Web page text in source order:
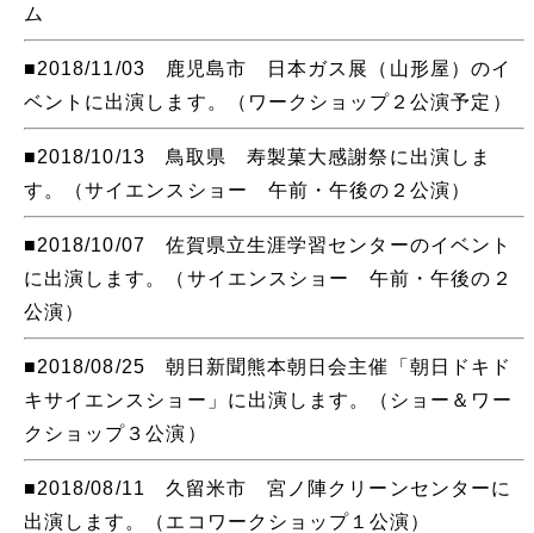
ム
■2018/11/03 鹿児島市 日本ガス展（山形屋）のイ
ベントに出演します。（ワークショップ２公演予定）
■2018/10/13 鳥取県 寿製菓大感謝祭に出演しま
す。（サイエンスショー 午前・午後の２公演）
■2018/10/07 佐賀県立生涯学習センターのイベント
に出演します。（サイエンスショー 午前・午後の２
公演）
■2018/08/25 朝日新聞熊本朝日会主催「朝日ドキド
キサイエンスショー」に出演します。（ショー＆ワー
クショップ３公演）
■2018/08/11 久留米市 宮ノ陣クリーンセンターに
出演します。（エコワークショップ１公演）